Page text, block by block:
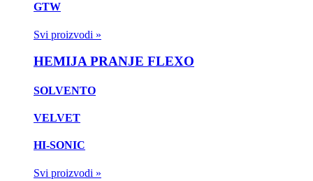
GTW
Svi proizvodi »
HEMIJA PRANJE FLEXO
SOLVENTO
VELVET
HI-SONIC
Svi proizvodi »